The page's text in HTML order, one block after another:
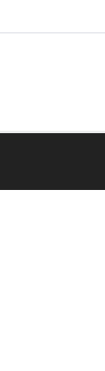
Mahallesi’ne